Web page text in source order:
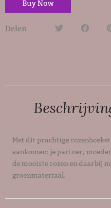
Buy Now
Delen
Met dit prachtige
aankomen: je partner,
de mooiste rozen en daarbij
groenmateriaal.